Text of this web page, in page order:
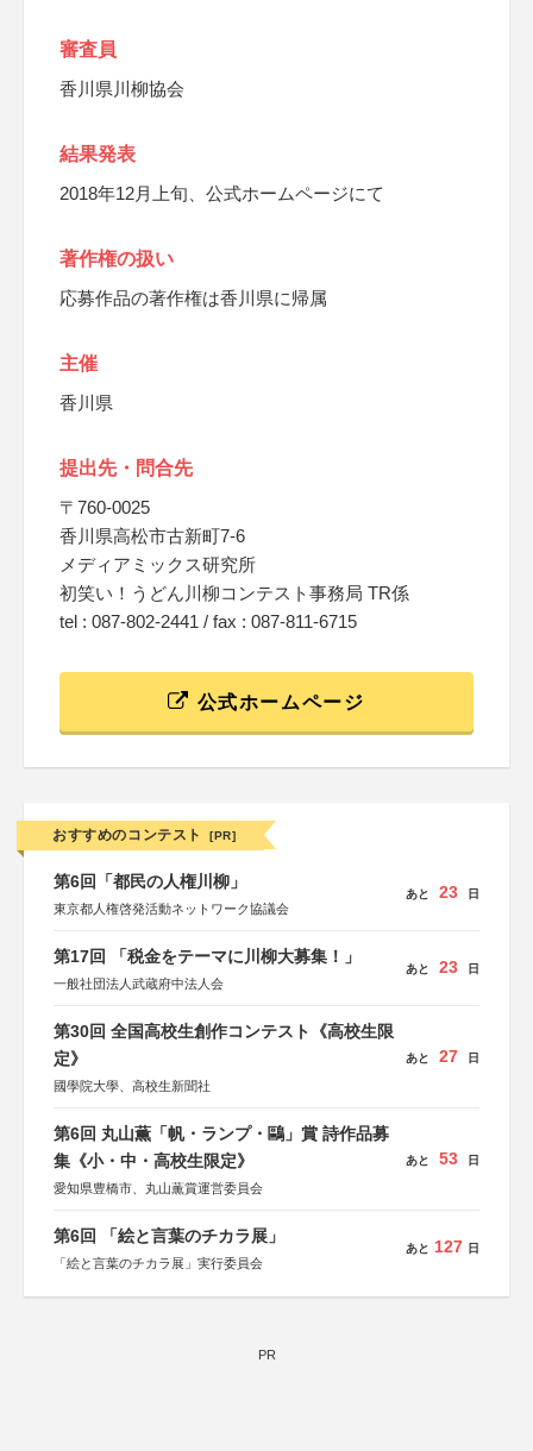
審査員
香川県川柳協会
結果発表
2018年12月上旬、公式ホームページにて
著作権の扱い
応募作品の著作権は香川県に帰属
主催
香川県
提出先・問合先
〒760-0025
香川県高松市古新町7-6
メディアミックス研究所
初笑い！うどん川柳コンテスト事務局 TR係
tel : 087-802-2441 / fax : 087-811-6715
公式ホームページ
おすすめのコンテスト [PR]
第6回「都民の人権川柳」
東京都人権啓発活動ネットワーク協議会
あと 23 日
第17回 「税金をテーマに川柳大募集！」
一般社団法人武蔵府中法人会
あと 23 日
第30回 全国高校生創作コンテスト《高校生限
定》
國學院大學、高校生新聞社
あと 27 日
第6回 丸山薫「帆・ランプ・鷗」賞 詩作品募
集《小・中・高校生限定》
愛知県豊橋市、丸山薫賞運営委員会
あと 53 日
第6回 「絵と言葉のチカラ展」
「絵と言葉のチカラ展」実行委員会
あと 127 日
PR